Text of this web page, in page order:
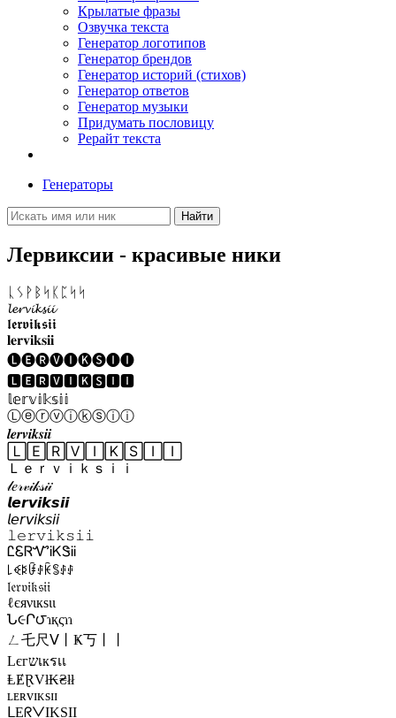
Крылатые фразы
Озвучка текста
Генератор логотипов
Генератор брендов
Генератор историй (стихов)
Генератор ответов
Генератор музыки
Придумать пословицу
Рерайт текста
Генераторы
Найти
Лервиксии - красивые ники
ᚳᛊᚹᛒᛋᛕᛈᛋᛋ
𝓵𝓮𝓻𝓿𝓲𝓴𝓼𝓲𝓲
𝖑𝖊𝖗𝖛𝖎𝖐𝖘𝖎𝖎
𝐥𝐞𝐫𝐯𝐢𝐤𝐬𝐢𝐢
🅛🅔🅡🅥🅘🅚🅢🅘🅘
🅻🅴🆁🆅🅸🅺🆂🅸🅸
𝕝𝕖𝕣𝕧𝕚𝕜𝕤𝕚𝕚
Ⓛⓔⓡⓥⓘⓚⓢⓘⓘ
𝒍𝒆𝒓𝒗𝒊𝒌𝒔𝒊𝒊
🄻🄴🅁🅅🄸🄺🅂🄸🄸
Ｌｅｒｖｉｋｓｉｉ
𝓁𝑒𝓇𝓋𝒾𝓀𝓈𝒾𝒾
𝙡𝙚𝙧𝙫𝙞𝙠𝙨𝙞𝙞
𝘭𝘦𝘳𝘷𝘪𝘬𝘴𝘪𝘪
𝚕𝚎𝚛𝚟𝚒𝚔𝚜𝚒𝚒
ᏝᏋᏒᏉᎥᏦᏕᎥᎥ
꒒ꈼꌅꀰꂑꀗꌚꂑꂑ
𝔩𝔢𝔯𝔳𝔦𝔨𝔰𝔦𝔦
ℓєяνιкѕιι
Ն૯Ր౮ɿқςɿɿ
ㄥ乇尺ᐯ丨Ҝ丂丨丨
Lєгשเкรเเ
ⱠɆⱤVł₭₴łł
ʟᴇʀᴠɪᴋsɪɪ
ᒪEᖇᐯIKSII